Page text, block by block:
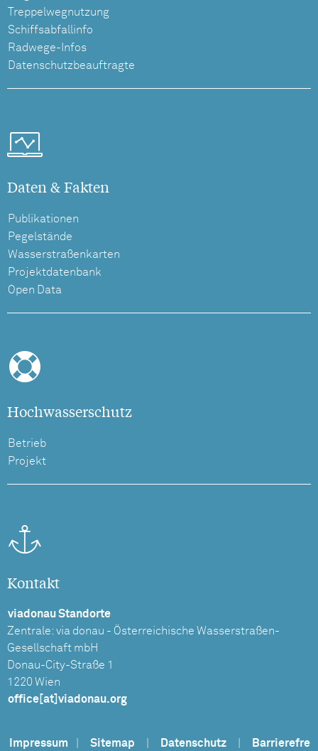
Treppelwegnutzung
Schiffsabfallinfo
Radwege-Infos
Datenschutzbeauftragte
Daten & Fakten
Publikationen
Pegelstände
Wasserstraßenkarten
Projektdatenbank
Open Data
Hochwasserschutz
Betrieb
Projekt
Kontakt
viadonau Standorte
Zentrale: via donau - Österreichische Wasserstraßen-
Gesellschaft mbH
Donau-City-Straße 1
1220 Wien
office[at]viadonau.org
Impressum Sitemap Datenschutz Barrierefre